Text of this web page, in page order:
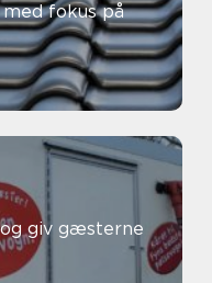
fokus på
giv gæsterne